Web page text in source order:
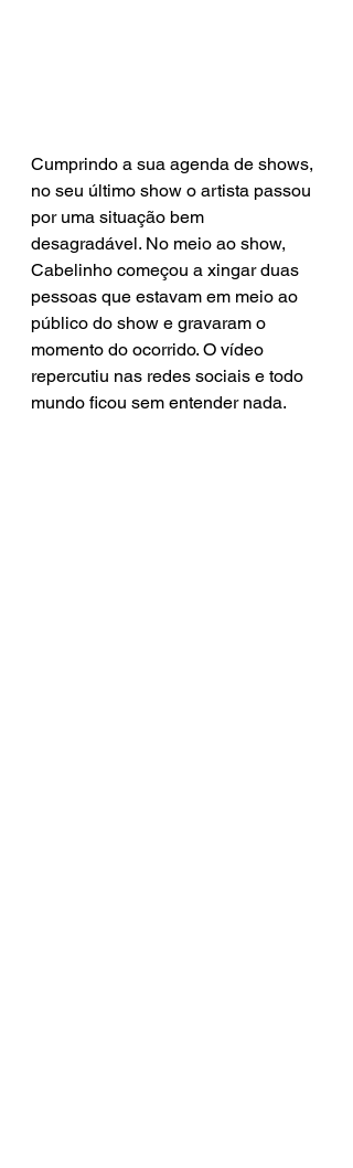
Cumprindo a sua agenda de shows,
no seu último show o artista passou
por uma situação bem
desagradável. No meio ao show,
Cabelinho começou a xingar duas
pessoas que estavam em meio ao
público do show e gravaram o
momento do ocorrido. O vídeo
repercutiu nas redes sociais e todo
mundo ficou sem entender nada.